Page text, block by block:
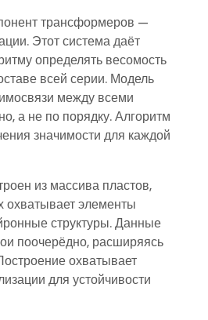
трансформеров —
Этот система даёт
определять весомость
всей серии. Модель
между всеми
а не по порядку. Алгоритм
значимости для каждой
из массива пластов,
охватывает элементы
структуры. Данные
поочерёдно, расширяясь
охватывает
для устойчивости